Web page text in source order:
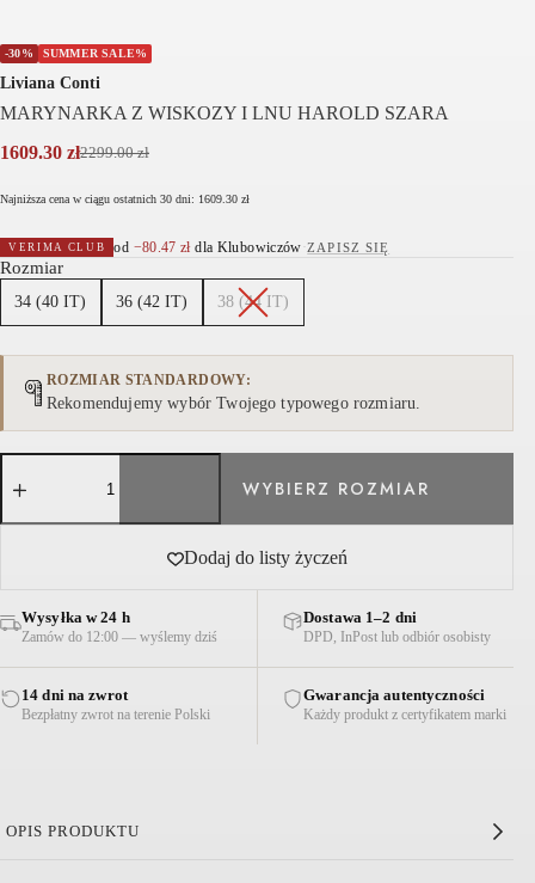
-30% SUMMER SALE%
Liviana Conti
MARYNARKA Z WISKOZY I LNU HAROLD SZARA
2299.00zł
Pierwotna
wynosiła:
1609.30 zł
Aktualna
wynosi:
Najniższa cena w ciągu ostatnich 30 dni: 1609.30 zł
VERIMA CLUB od −80.47złdla Klubowiczów·ZAPISZ SIĘ
Rozmiar
34 (40 IT) 36 (42 IT) 38 (44 IT)
ROZMIAR STANDARDOWY
Rekomendujemy wybór Twojego typowego rozmiaru.
ilość
MARYNARKA
WISKOZY
Dodaj do listy życzeń
Wysyłka w 24 h
Zamów do 12:00 — wyślemy dziś
Dostawa 1–2 dni
DPD, InPost lub odbiór osobisty
14 dni na zwrot
Bezpłatny zwrot na terenie Polski
Gwarancja autentyczności
Każdy produkt z certyfikatem marki
OPIS PRODUKTU